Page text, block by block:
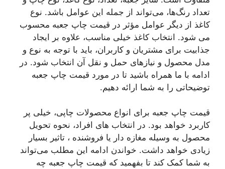
تعداد رنگ‌ها، می‌تواند از جمله این عوامل باشد. نوع
کاغذ از دیگر عوامل مؤثر در قیمت چاپ جعبه محسوب
می شود. انتخاب کاغذ خیلی مناسب، علاوه بر ایجاد
جذابیت برای مشتریان و کاربران، باید با توجه به نوع و
مدل محصول و نیازهای حمل و نقل آن انتخاب شود. در
ادامه با ما همراه باشید تا در مورد قیمت چاپ جعبه
توضیحاتی را به شما ارائه دهیم.
قیمت چاپ جعبه برای انواع محصولات چاپی، خیلی پر
کاربرد خواهد بود. در انتخاب های افراد، نحوه تحویل
محصول به وسیله مغازه‌ دار یا فروشنده ، تاثیر بسیار
زیادی خواهد داشت. خواندن ادامه این مطلب می‌تواند
به شما کمک کند تا بفهمید که قیمت چاپ جعبه چه